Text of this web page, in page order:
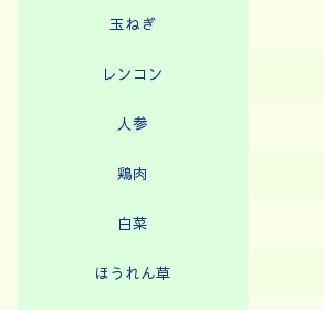
玉ねぎ
レンコン
人参
鶏肉
白菜
ほうれん草